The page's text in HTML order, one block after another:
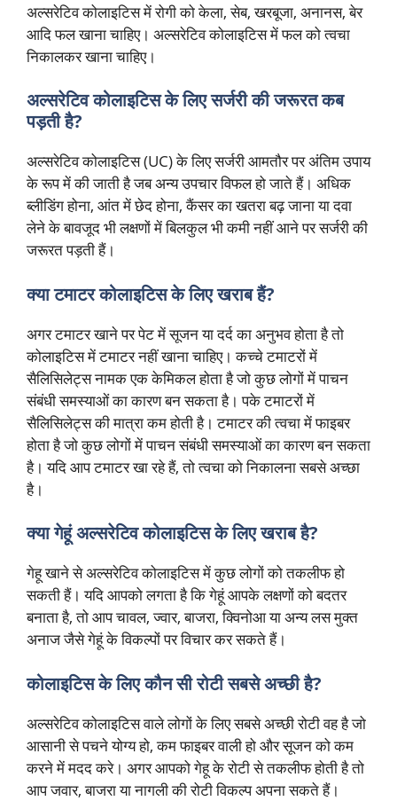
अल्सरेटिव कोलाइटिस में रोगी को केला, सेब, खरबूजा, अनानस, बेर
आदि फल खाना चाहिए। अल्सरेटिव कोलाइटिस में फल को त्वचा
निकालकर खाना चाहिए।
अल्सरेटिव कोलाइटिस के लिए सर्जरी की जरूरत कब
पड़ती है?
अल्सरेटिव कोलाइटिस (UC) के लिए सर्जरी आमतौर पर अंतिम उपाय
के रूप में की जाती है जब अन्य उपचार विफल हो जाते हैं। अधिक
ब्लीडिंग होना, आंत में छेद होना, कैंसर का खतरा बढ़ जाना या दवा
लेने के बावजूद भी लक्षणों में बिलकुल भी कमी नहीं आने पर सर्जरी की
जरूरत पड़ती हैं।
क्या टमाटर कोलाइटिस के लिए खराब हैं?
अगर टमाटर खाने पर पेट में सूजन या दर्द का अनुभव होता है तो
कोलाइटिस में टमाटर नहीं खाना चाहिए। कच्चे टमाटरों में
सैलिसिलेट्स नामक एक केमिकल होता है जो कुछ लोगों में पाचन
संबंधी समस्याओं का कारण बन सकता है। पके टमाटरों में
सैलिसिलेट्स की मात्रा कम होती है। टमाटर की त्वचा में फाइबर
होता है जो कुछ लोगों में पाचन संबंधी समस्याओं का कारण बन सकता
है। यदि आप टमाटर खा रहे हैं, तो त्वचा को निकालना सबसे अच्छा
है।
क्या गेहूं अल्सरेटिव कोलाइटिस के लिए खराब है?
गेहू खाने से अल्सरेटिव कोलाइटिस में कुछ लोगों को तकलीफ हो
सकती हैं। यदि आपको लगता है कि गेहूं आपके लक्षणों को बदतर
बनाता है, तो आप चावल, ज्वार, बाजरा, क्विनोआ या अन्य लस मुक्त
अनाज जैसे गेहूं के विकल्पों पर विचार कर सकते हैं।
कोलाइटिस के लिए कौन सी रोटी सबसे अच्छी है?
अल्सरेटिव कोलाइटिस वाले लोगों के लिए सबसे अच्छी रोटी वह है जो
आसानी से पचने योग्य हो, कम फाइबर वाली हो और सूजन को कम
करने में मदद करे। अगर आपको गेहू के रोटी से तकलीफ होती है तो
आप जवार, बाजरा या नागली की रोटी विकल्प अपना सकते हैं।